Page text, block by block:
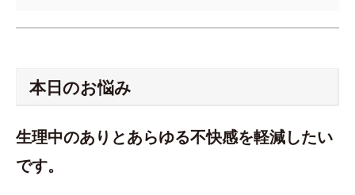
本日のお悩み
生理中のありとあらゆる不快感を軽減したい
です。